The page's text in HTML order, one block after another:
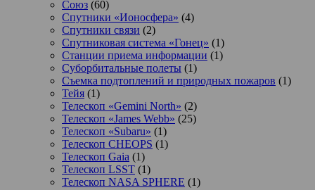
Союз (60)
Спутники «Ионосфера» (4)
Спутники связи (2)
Спутниковая система «Гонец» (1)
Станции приема информации (1)
Суборбитальные полеты (1)
Съемка подтоплений и природных пожаров (1)
Тейя (1)
Телескоп «Gemini North» (2)
Телескоп «James Webb» (25)
Телескоп «Subaru» (1)
Телескоп CHEOPS (1)
Телескоп Gaia (1)
Телескоп LSST (1)
Телескоп NASA SPHERE (1)